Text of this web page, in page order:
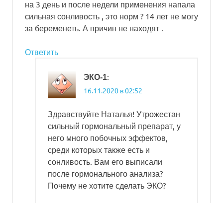
на 3 день и после недели применения напала
сильная сонливость , это норм ? 14 лет не могу
за беременеть. А причин не находят .
Ответить
ЭКО-1:
16.11.2020 в 02:52
Здравствуйте Наталья! Утрожестан
сильный гормональный препарат, у
него много побочных эффектов,
среди которых также есть и
сонливость. Вам его выписали
после гормонального анализа?
Почему не хотите сделать ЭКО?